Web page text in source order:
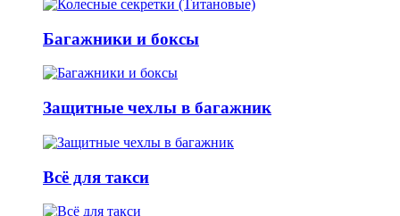
Багажники и боксы
Защитные чехлы в багажник
Всё для такси